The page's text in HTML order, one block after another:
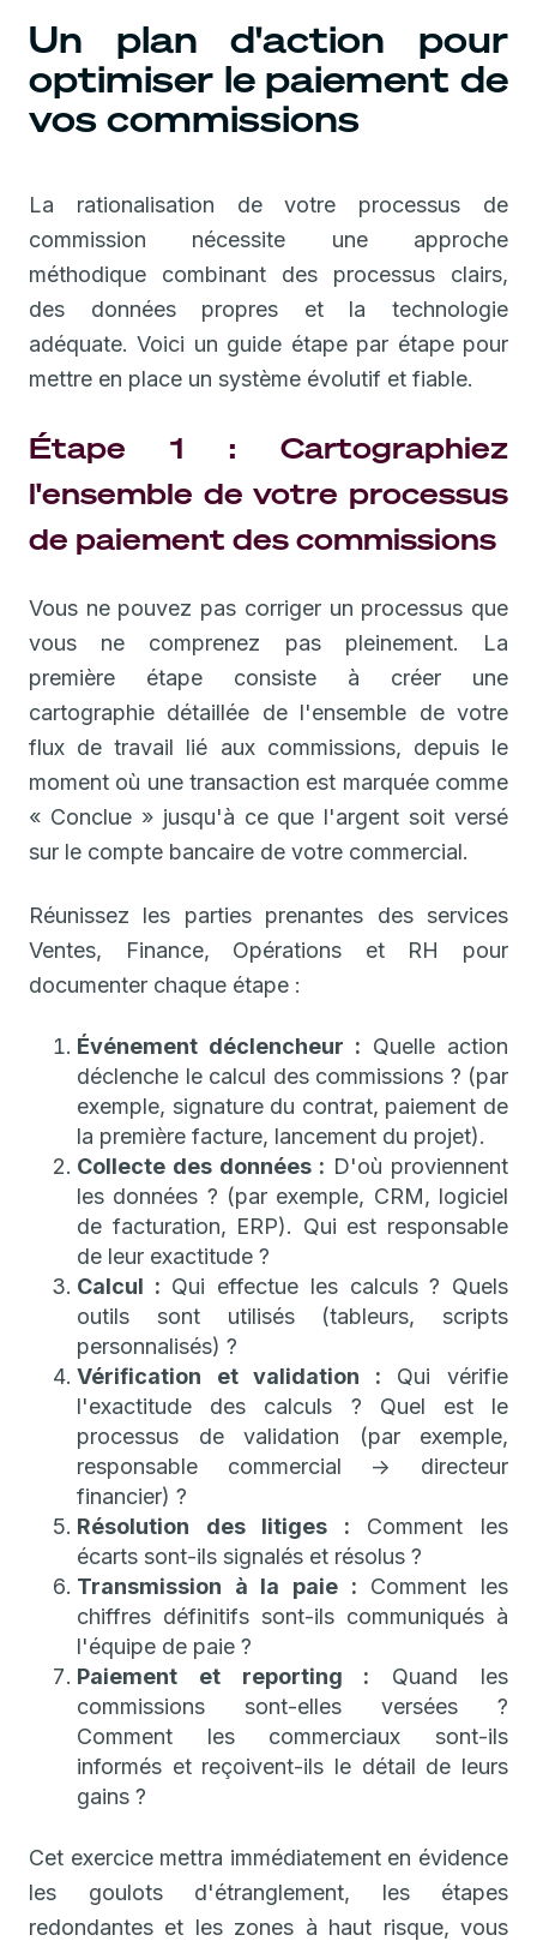
Un plan d'action pour
optimiser le paiement de
vos commissions
La rationalisation de votre processus de
commission nécessite une approche
méthodique combinant des processus clairs,
des données propres et la technologie
adéquate. Voici un guide étape par étape pour
mettre en place un système évolutif et fiable.
Étape 1 : Cartographiez
l'ensemble de votre processus
de paiement des commissions
Vous ne pouvez pas corriger un processus que
vous ne comprenez pas pleinement. La
première étape consiste à créer une
cartographie détaillée de l'ensemble de votre
flux de travail lié aux commissions, depuis le
moment où une transaction est marquée comme
« Conclue » jusqu'à ce que l'argent soit versé
sur le compte bancaire de votre commercial.
Réunissez les parties prenantes des services
Ventes, Finance, Opérations et RH pour
documenter chaque étape :
Événement déclencheur : Quelle action
déclenche le calcul des commissions ? (par
exemple, signature du contrat, paiement de
la première facture, lancement du projet).
Collecte des données : D'où proviennent
les données ? (par exemple, CRM, logiciel
de facturation, ERP). Qui est responsable
de leur exactitude ?
Calcul : Qui effectue les calculs ? Quels
outils sont utilisés (tableurs, scripts
personnalisés) ?
Vérification et validation : Qui vérifie
l'exactitude des calculs ? Quel est le
processus de validation (par exemple,
responsable commercial -> directeur
financier) ?
Résolution des litiges : Comment les
écarts sont-ils signalés et résolus ?
Transmission à la paie : Comment les
chiffres définitifs sont-ils communiqués à
l'équipe de paie ?
Paiement et reporting : Quand les
commissions sont-elles versées ?
Comment les commerciaux sont-ils
informés et reçoivent-ils le détail de leurs
gains ?
Cet exercice mettra immédiatement en évidence
les goulots d'étranglement, les étapes
redondantes et les zones à haut risque, vous